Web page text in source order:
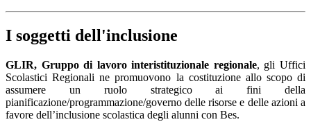
I soggetti dell'inclusione
GLIR, Gruppo di lavoro interistituzionale regionale, gli Uffici
Scolastici Regionali ne promuovono la costituzione allo scopo di
assumere un ruolo strategico ai fini della
pianificazione/programmazione/governo delle risorse e delle azioni a
favore dell’inclusione scolastica degli alunni con Bes.